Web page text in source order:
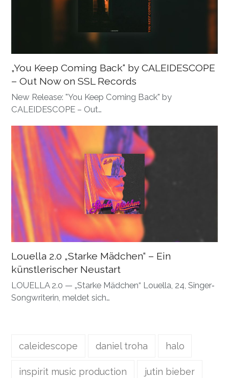
„You Keep Coming Back“ by CALEIDESCOPE
– Out Now on SSL Records
New Release: "You Keep Coming Back" by
CALEIDESCOPE – Out…
Louella 2.0 „Starke Mädchen“ – Ein
künstlerischer Neustart
LOUELLA 2.0 — „Starke Mädchen“ Louella, 24, Singer‐
Songwriterin, meldet sich…
caleidescope daniel troha halo
inspirit music production jutin bieber